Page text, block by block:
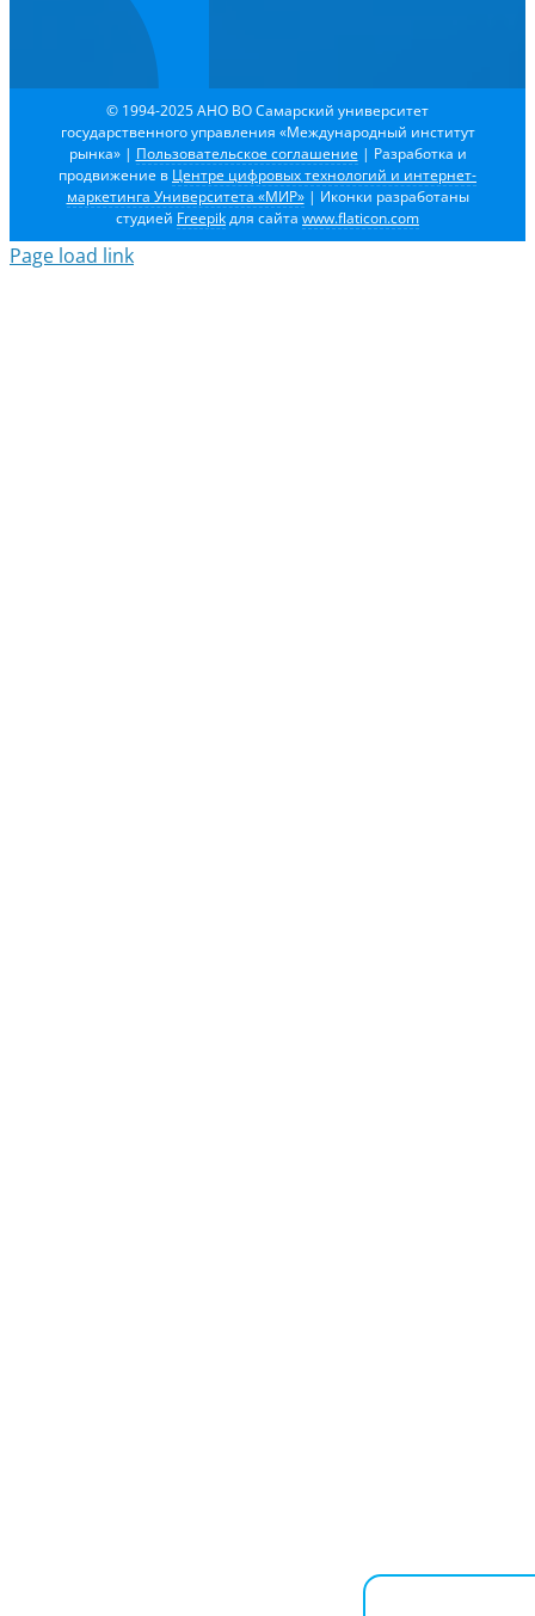
© 1994-2025 АНО ВО Самарский университет
государственного управления «Международный институт
рынка» | Пользовательское соглашение | Разработка и
продвижение в Центре цифровых технологий и интернет-
маркетинга Университета «МИР»| Иконки разработаны
студией Freepikдля сайта www.flaticon.com
Page load link